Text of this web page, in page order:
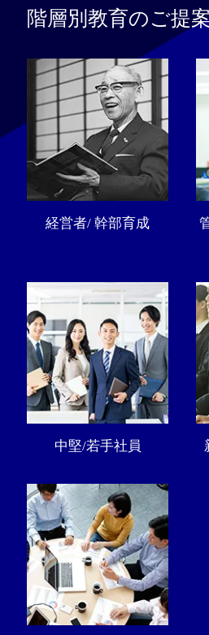
階層別教育のご提
経営者/ 幹部育成
中堅/若手社員